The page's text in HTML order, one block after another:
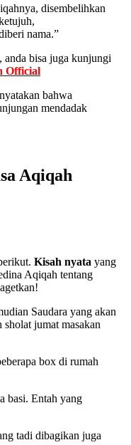
disembelihkan
nama.”
bisa juga kunjungi
Official
bahwa
mendadak
Aqiqah
Kisah nyata yang
Aqiqah tentang
Saudara yang akan
sholat jumat masakan
box di rumah
basi. Entah yang
tadi dibagikan juga